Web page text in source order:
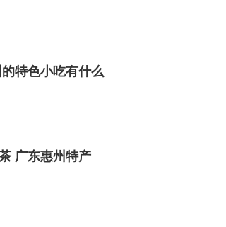
特色小吃有什么
广东惠州特产